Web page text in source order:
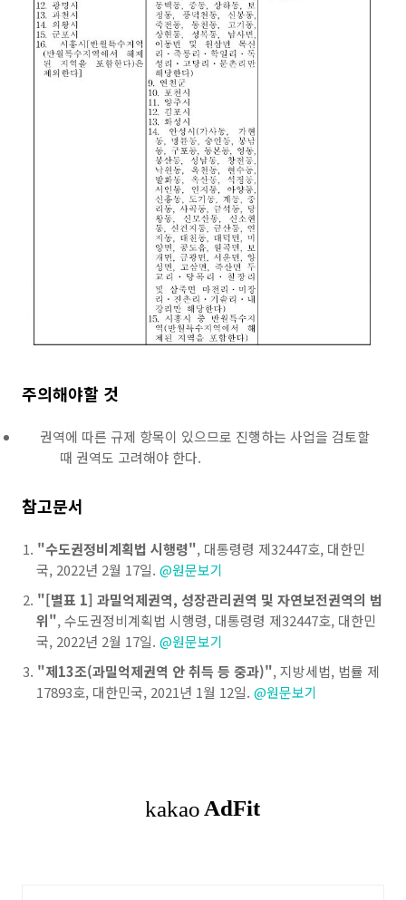
주의해야할 것
권역에 따른 규제 항목이 있으므로 진행하는 사업을 검토할
때 권역도 고려해야 한다.
참고문서
"수도권정비계획법 시행령", 대통령령 제32447호, 대한민
국, 2022년 2월 17일. @원문보기
"[별표 1] 과밀억제권역, 성장관리권역 및 자연보전권역의 범
위", 수도권정비계획법 시행령, 대통령령 제32447호, 대한민
국, 2022년 2월 17일. @원문보기
"제13조(과밀억제권역 안 취득 등 중과)", 지방세법, 법률 제
17893호, 대한민국, 2021년 1월 12일. @원문보기